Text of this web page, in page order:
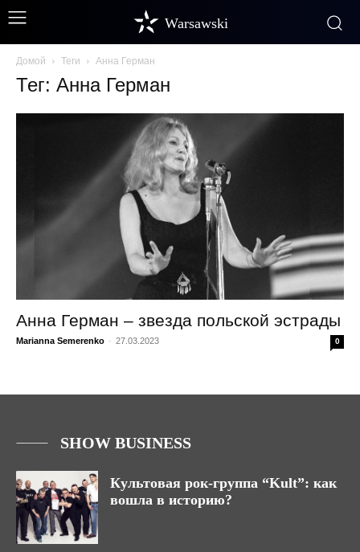
Warsawski
Домой Теги Анна Герман
Тег: Анна Герман
Анна Герман – звезда польской эстрады
Marianna Semerenko - 27.03.2023 0
SHOW BUSINESS
Культовая рок-группа “Kult”: как
вошла в историю?